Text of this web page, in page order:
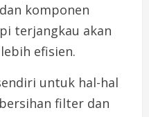
komponen
terjangkau akan
efisien.
untuk hal-hal
filter dan